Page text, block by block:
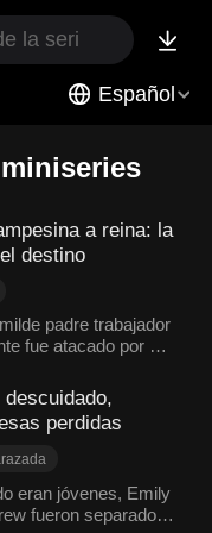
Español
a reina: la
destino
de una noche
familiares
de amor
moderno
padre trabajador
fue atacado por un
su salario, quedando
en estado
Decidida a exigir el
Kathy fue a la ciudad
apasionada con
Vincent, siendo
descuidado,
perdidas
con canas
eran jóvenes, Emily
fueron separados